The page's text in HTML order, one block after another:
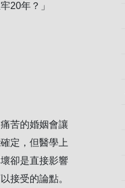
20年？」
苦的婚姻會讓
定，但醫學上
卻是直接影響
接受的論點。